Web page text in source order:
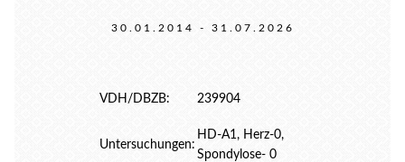
30.01.2014 - 31.07.2026
VDH/DBZB: 239904
Untersuchungen:
HD-A1, Herz-0,
Spondylose- 0